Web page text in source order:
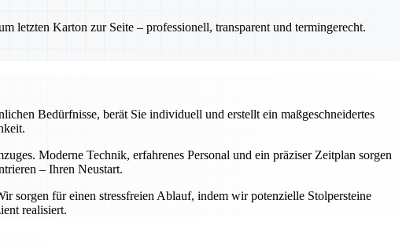
letzten Karton zur Seite – professionell, transparent und termingerecht.
Bedürfnisse, berät Sie individuell und erstellt ein maßgeschneidertes
Moderne Technik, erfahrenes Personal und ein präziser Zeitplan sorgen
– Ihren Neustart.
sorgen für einen stressfreien Ablauf, indem wir potenzielle Stolpersteine
realisiert.